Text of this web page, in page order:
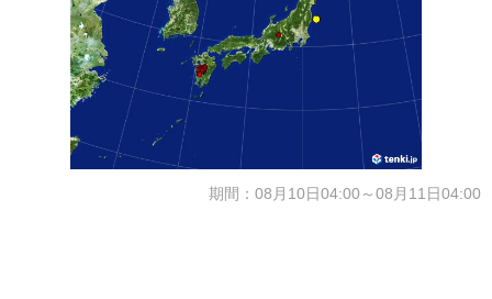
期間：08月10日04:00～08月11日04:00